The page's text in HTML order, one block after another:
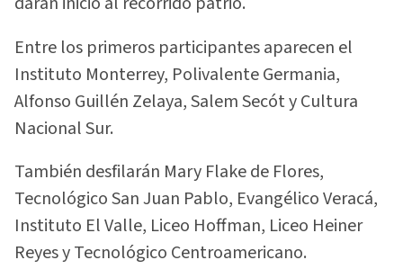
Entre los primeros participantes aparecen el
Instituto Monterrey, Polivalente Germania,
Alfonso Guillén Zelaya, Salem Secót y Cultura
Nacional Sur.
También desfilarán Mary Flake de Flores,
Tecnológico San Juan Pablo, Evangélico Veracá,
Instituto El Valle, Liceo Hoffman, Liceo Heiner
Reyes y Tecnológico Centroamericano.